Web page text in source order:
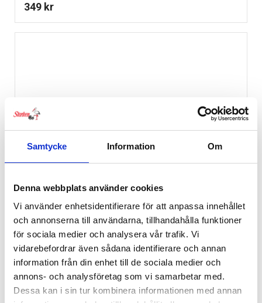
Samtycke Information Om
Denna webbplats använder cookies
Vi använder enhetsidentifierare för att anpassa innehållet
och annonserna till användarna, tillhandahålla funktioner
för sociala medier och analysera vår trafik. Vi
vidarebefordrar även sådana identifierare och annan
information från din enhet till de sociala medier och
annons- och analysföretag som vi samarbetar med.
Dessa kan i sin tur kombinera informationen med annan
349 kr